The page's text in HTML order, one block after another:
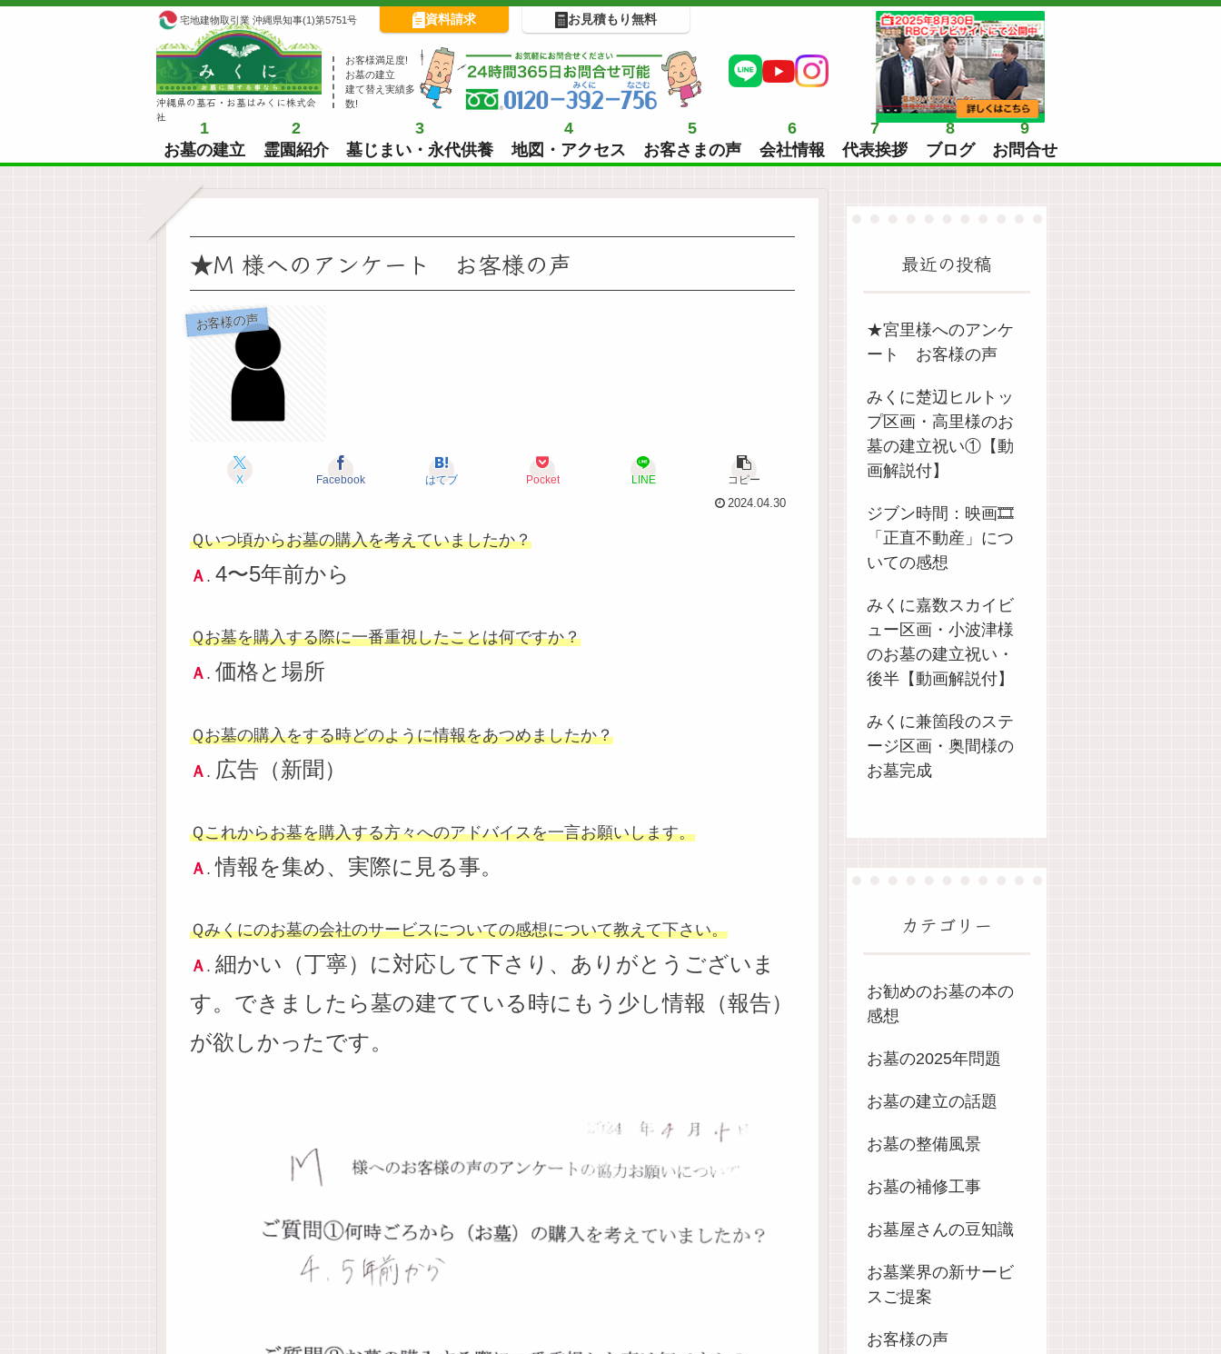
宅地建物取引業 沖縄県知事(1)第5751号 資料請求 お見積もり無料
沖縄県の墓石・お墓はみくに株式会
社
お客様満足度!
お墓の建立
建て替え実績多
数!
1
お墓の建立
2
霊園紹介
3
墓じまい・永代供養
4
地図・アクセス
5
お客さまの声
6
会社情報
7
代表挨拶
8
ブログ
9
お問合せ
★M 様へのアンケート お客様の声
お客様の声
X Facebook はてブ Pocket LINE
コピー
2024.04.30
Ｑいつ頃からお墓の購入を考えていましたか？
Ａ . 4〜5年前から
Ｑお墓を購入する際に一番重視したことは何ですか？
Ａ . 価格と場所
Ｑお墓の購入をする時どのように情報をあつめましたか？
Ａ . 広告（新聞）
Ｑこれからお墓を購入する方々へのアドバイスを一言お願いします。
Ａ .情報を集め、実際に見る事。
Ｑみくにのお墓の会社のサービスについての感想について教えて下さい。
Ａ . 細かい（丁寧）に対応して下さり、ありがとうございま
す。できましたら墓の建てている時にもう少し情報（報告）
が欲しかったです。
最近の投稿
★宮里様へのアンケ
ート お客様の声
みくに楚辺ヒルトッ
プ区画・高里様のお
墓の建立祝い①【動
画解説付】
ジブン時間：映画🎞️
「正直不動産」につ
いての感想
みくに嘉数スカイビ
ュー区画・小波津様
のお墓の建立祝い・
後半【動画解説付】
みくに兼箇段のステ
ージ区画・奥間様の
お墓完成
カテゴリー
お勧めのお墓の本の
感想
お墓の2025年問題
お墓の建立の話題
お墓の整備風景
お墓の補修工事
お墓屋さんの豆知識
お墓業界の新サービ
スご提案
お客様の声